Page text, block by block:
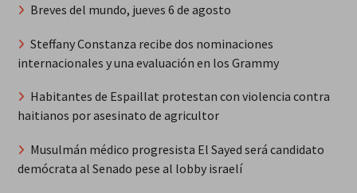
Breves del mundo, jueves 6 de agosto
Steffany Constanza recibe dos nominaciones
internacionales y una evaluación en los Grammy
Habitantes de Espaillat protestan con violencia contra
haitianos por asesinato de agricultor
Musulmán médico progresista El Sayed será candidato
demócrata al Senado pese al lobby israelí